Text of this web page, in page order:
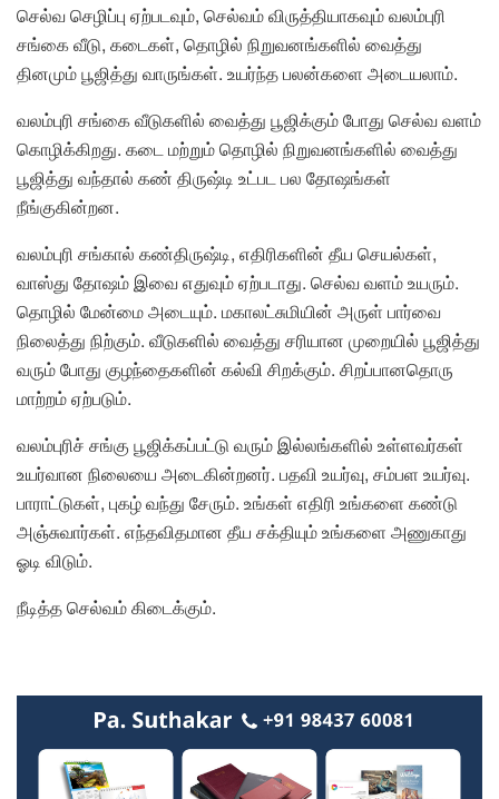
செல்வ செழிப்பு ஏற்படவும், செல்வம் விருத்தியாகவும் வலம்புரி
சங்கை வீடு, கடைகள், தொழில் நிறுவனங்களில் வைத்து
தினமும் பூஜித்து வாருங்கள். உயர்ந்த பலன்களை அடையலாம்.
வலம்புரி சங்கை வீடுகளில் வைத்து பூஜிக்கும் போது செல்வ வளம்
கொழிக்கிறது. கடை மற்றும் தொழில் நிறுவனங்களில் வைத்து
பூஜித்து வந்தால் கண் திருஷ்டி உட்பட பல தோஷங்கள்
நீங்குகின்றன.
வலம்புரி சங்கால் கண்திருஷ்டி, எதிரிகளின் தீய செயல்கள்,
வாஸ்து தோஷம் இவை எதுவும் ஏற்படாது. செல்வ வளம் உயரும்.
தொழில் மேன்மை அடையும். மகாலட்சுமியின் அருள் பார்வை
நிலைத்து நிற்கும். வீடுகளில் வைத்து சரியான முறையில் பூஜித்து
வரும் போது குழந்தைகளின் கல்வி சிறக்கும். சிறப்பானதொரு
மாற்றம் ஏற்படும்.
வலம்புரிச் சங்கு பூஜிக்கப்பட்டு வரும் இல்லங்களில் உள்ளவர்கள்
உயர்வான நிலையை அடைகின்றனர். பதவி உயர்வு, சம்பள உயர்வு.
பாராட்டுகள், புகழ் வந்து சேரும். உங்கள் எதிரி உங்களை கண்டு
அஞ்சுவார்கள். எந்தவிதமான தீய சக்தியும் உங்களை அணுகாது
ஓடி விடும்.
நீடித்த செல்வம் கிடைக்கும்.